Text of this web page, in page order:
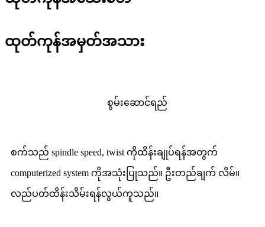
ထုတ်ကုန်အမှတ်အသား
စွမ်းဆောင်ရည်
စက်သည် spindle speed, twist ကိုထိန်းချုပ်ရန်အတွက်
computerized system ကိုအသုံးပြုသည်။ ဦးတည်ချက် လိမ်။
လည်ပတ်ထိန်းသိမ်းရန်လွယ်ကူသည်။